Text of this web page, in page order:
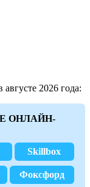
августе 2026 года:
ОНЛАЙН-
Skillbox
Фоксфорд